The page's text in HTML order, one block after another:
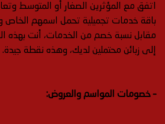
اتفق مع المؤثرين الصغار أو المتوسط
باقة خدمات تجميلية تحمل اسمهم الخاص
مقابل نسبة خصم من الخدمات، أنت بهذه
إلى زبائن محتملين لديك، وهذه نقطة جيدة.
– خصومات المواسم والعروض: